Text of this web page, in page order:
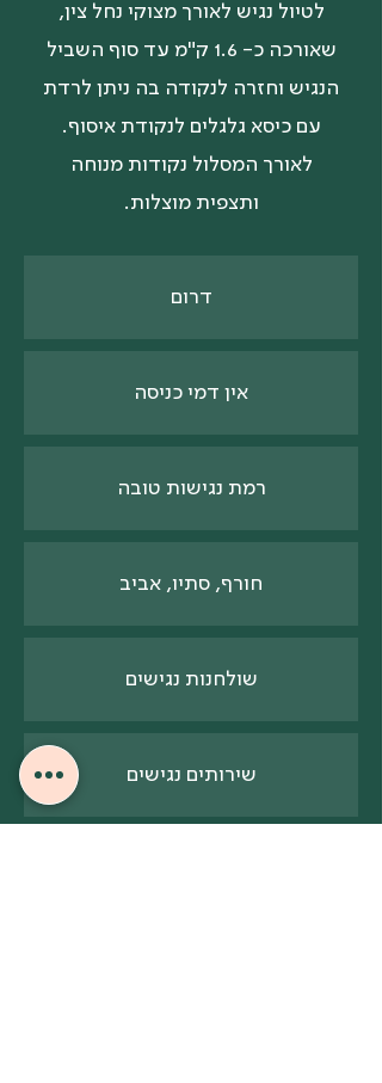
לטיול נגיש לאורך מצוקי נחל צין,
שאורכה כ- 1.6 ק"מ עד סוף השביל
הנגיש וחזרה לנקודה בה ניתן לרדת
עם כיסא גלגלים לנקודת איסוף.
לאורך המסלול נקודות מנוחה
ותצפית מוצלות.
דרום
אין דמי כניסה
רמת נגישות טובה
חורף, סתיו, אביב
שולחנות נגישים
שירותים נגישים